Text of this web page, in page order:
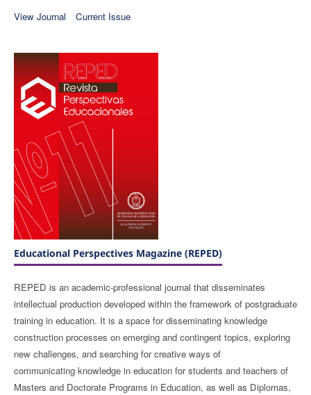
View Journal
Current Issue
Educational Perspectives Magazine (REPED)
REPED is an academic-professional journal that disseminates
intellectual production developed within the framework of postgraduate
training in education. It is a space for disseminating knowledge
construction processes on emerging and contingent topics, exploring
new challenges, and searching for creative ways of
communicating knowledge in education for students and teachers of
Masters and Doctorate Programs in Education, as well as Diplomas,